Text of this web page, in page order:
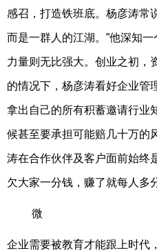
感召，打造铁班底。杨彦涛常
而是一群人的江湖。”他深知
力量则无比强大。创业之初，
的情况下，杨彦涛看好企业管
拿出自己的所有积蓄邀请行业
候甚至要承担可能赔几十万的
涛在合作伙伴及客户面前始终
欠大家一分钱，赚了就每人多
微
企业需要被教育才能跟上时代